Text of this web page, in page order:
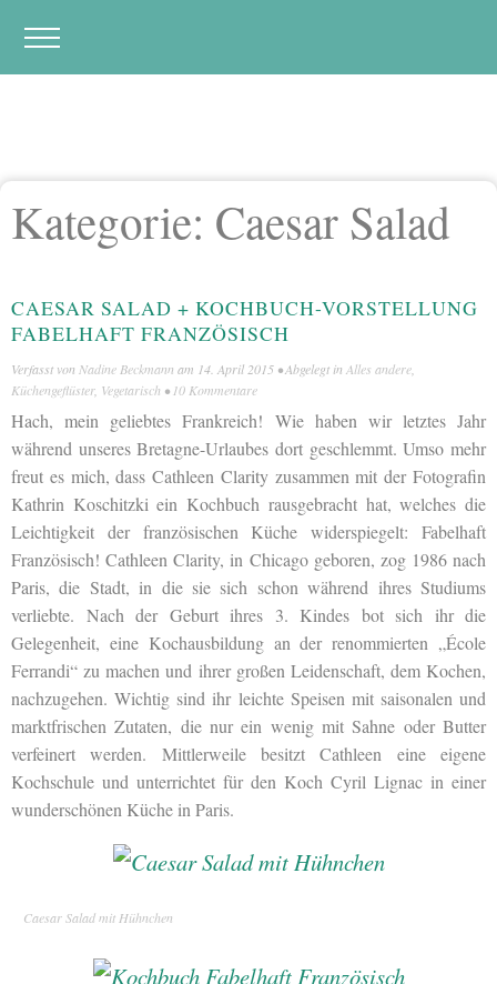
Kategorie: Caesar Salad
CAESAR SALAD + KOCHBUCH-VORSTELLUNG
FABELHAFT FRANZÖSISCH
Verfasst von Nadine Beckmann am 14. April 2015 • Abgelegt in Alles andere
Küchengeflüster, Vegetarisch • 10 Kommentare
Hach, mein geliebtes Frankreich! Wie haben wir letztes Jahr
während unseres Bretagne-Urlaubes dort geschlemmt. Umso mehr
freut es mich, dass Cathleen Clarity zusammen mit der Fotografin
Kathrin Koschitzki ein Kochbuch rausgebracht hat, welches die
Leichtigkeit der französischen Küche widerspiegelt: Fabelhaft
Französisch! Cathleen Clarity, in Chicago geboren, zog 1986 nach
Paris, die Stadt, in die sie sich schon während ihres Studiums
verliebte. Nach der Geburt ihres 3. Kindes bot sich ihr die
Gelegenheit, eine Kochausbildung an der renommierten „École
Ferrandi“ zu machen und ihrer großen Leidenschaft, dem Kochen,
nachzugehen. Wichtig sind ihr leichte Speisen mit saisonalen und
marktfrischen Zutaten, die nur ein wenig mit Sahne oder Butter
verfeinert werden. Mittlerweile besitzt Cathleen eine eigene
Kochschule und unterrichtet für den Koch Cyril Lignac in einer
wunderschönen Küche in Paris.
Caesar Salad mit Hühnchen